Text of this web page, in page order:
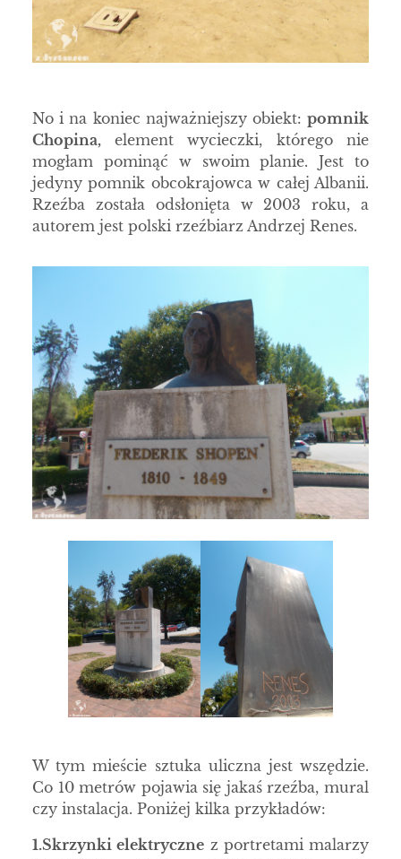
No i na koniec najważniejszy obiekt: pomnik
Chopina, element wycieczki, którego nie
mogłam pominąć w swoim planie. Jest to
jedyny pomnik obcokrajowca w całej Albanii.
Rzeźba została odsłonięta w 2003 roku, a
autorem jest polski rzeźbiarz Andrzej Renes.
W tym mieście sztuka uliczna jest wszędzie.
Co 10 metrów pojawia się jakaś rzeźba, mural
czy instalacja. Poniżej kilka przykładów:
1.Skrzynki elektryczne z portretami malarzy